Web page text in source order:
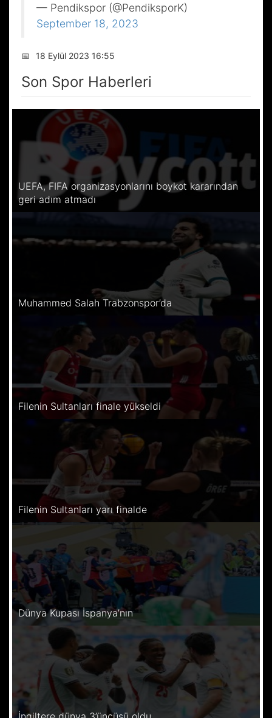
— Pendikspor (@PendiksporK)
September 18, 2023
📅 18 Eylül 2023 16:55
Son Spor Haberleri
UEFA, FIFA organizasyonlarını boykot kararından
geri adım atmadı
Muhammed Salah Trabzonspor’da
Filenin Sultanları finale yükseldi
Filenin Sultanları yarı finalde
Dünya Kupası İspanya’nın